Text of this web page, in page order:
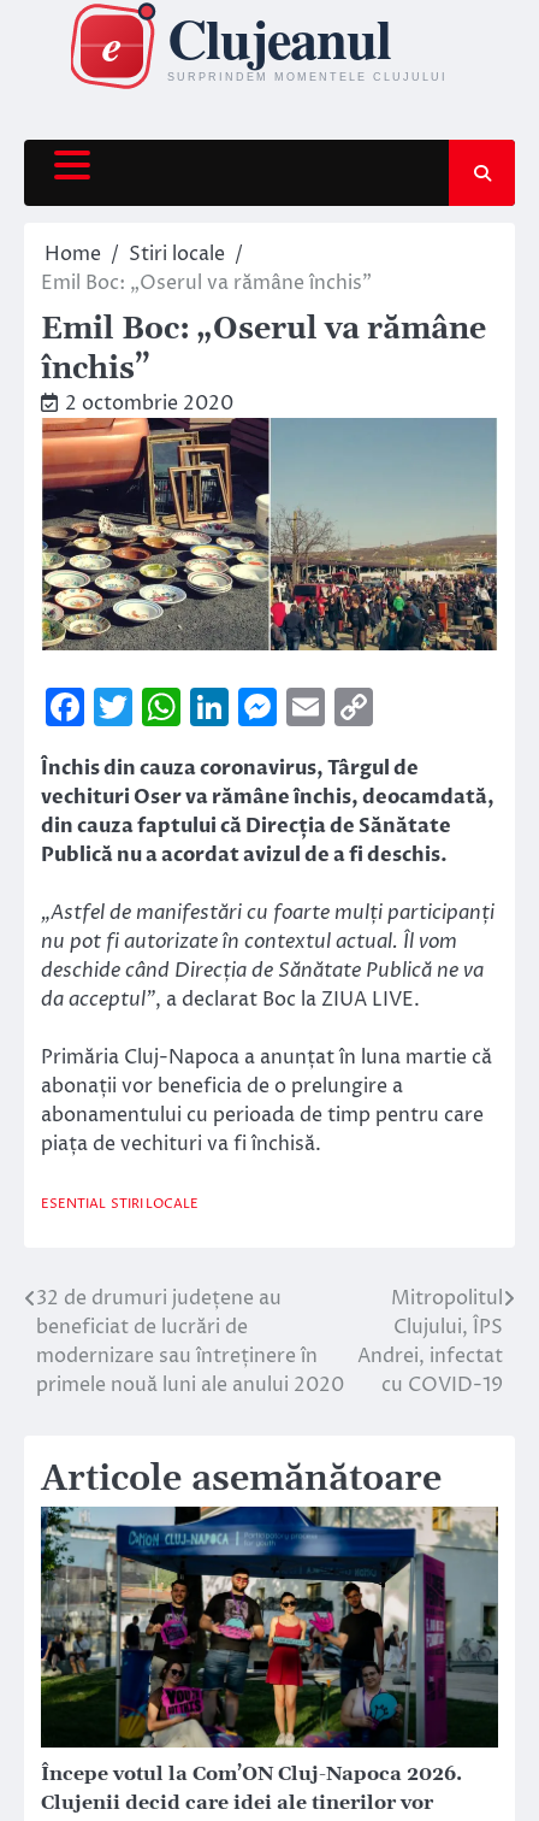
content
Home
Stiri locale
Emil Boc: „Oserul va rămâne închis”
Emil Boc: „Oserul va rămâne
închis”
2 octombrie 2020
Facebook
Twitter
WhatsApp
LinkedIn
Messenger
Email
Link
Închis din cauza coronavirus, Târgul de
vechituri Oser va rămâne închis, deocamdată,
din cauza faptului că Direcția de Sănătate
Publică nu a acordat avizul de a fi deschis.
„Astfel de manifestări cu foarte mulți participanți
nu pot fi autorizate în contextul actual. Îl vom
deschide când Direcția de Sănătate Publică ne va
da acceptul”, a declarat Boc la ZIUA LIVE.
Primăria Cluj-Napoca a anunțat în luna martie că
abonații vor beneficia de o prelungire a
abonamentului cu perioada de timp pentru care
piața de vechituri va fi închisă.
ESENTIAL STIRI LOCALE
Navigare
în
articole
32 de drumuri județene au
beneficiat de lucrări de
modernizare sau întreținere în
primele nouă luni ale anului 2020
Mitropolitul
Clujului, ÎPS
Andrei, infectat
cu COVID-19
Articole asemănătoare
Începe votul la Com’ON Cluj-Napoca 2026.
Clujenii decid care idei ale tinerilor vor